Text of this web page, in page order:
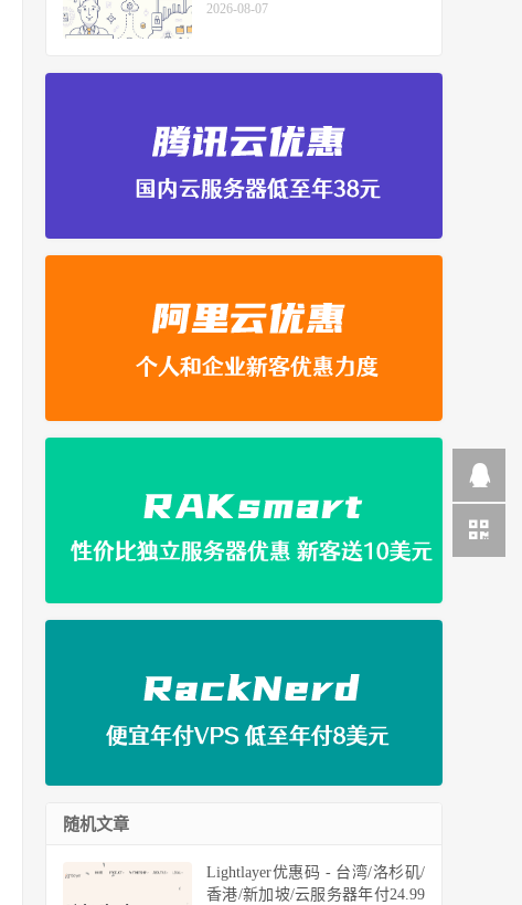
2026-08-07
随机文章
Lightlayer优惠码 - 台湾/洛杉矶/
香港/新加坡/云服务器年付24.99